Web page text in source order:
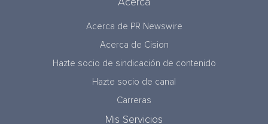
Acerca
Acerca de PR Newswire
Acerca de Cision
Hazte socio de sindicación de contenido
Hazte socio de canal
Carreras
Mis Servicios